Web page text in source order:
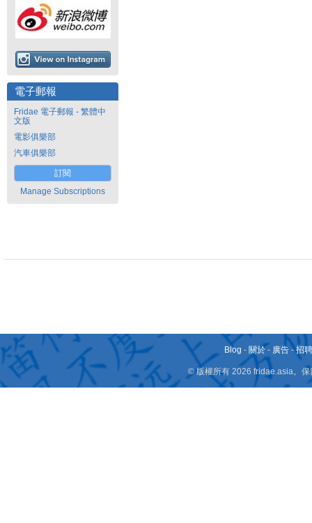
電子郵報
Fridae 電子郵報 - 繁體中
文版
電影俱樂部
汽車俱樂部
訂閱
Manage Subscriptions
Blog - 關於 - 廣告 -招
© 版權所有 2026 fridae.asia。